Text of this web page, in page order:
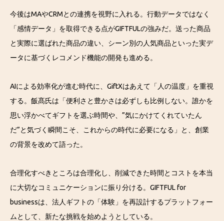
今後はMAやCRMとの連携を視野に入れる。行動データではなく
「感情データ」を取得できる点がGIFTFULの強みだ。送った商品
と実際に選ばれた商品の違い、シーン別の人気商品といった実デ
ータに基づくレコメンド機能の開発も進める。
AIによる効率化が進む時代に、GiftXはあえて「人の温度」を重視
する。飯髙氏は「便利さと豊かさは必ずしも比例しない。誰かを
思い浮かべてギフトを選ぶ時間や、”気にかけてくれていたん
だ”と気づく瞬間こそ、これからの時代に必要になる」と、創業
の背景を改めて語った。
合理化すべきところは合理化し、削減できた時間とコストを本当
に大切なコミュニケーションに振り分ける。GIFTFUL for
businessは、法人ギフトの「体験」を再設計するプラットフォー
ムとして、新たな挑戦を始めようとしている。